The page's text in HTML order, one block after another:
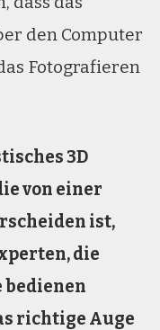
den Computer
Fotografieren
3D
von einer
ist,
die
bedienen
richtige Auge